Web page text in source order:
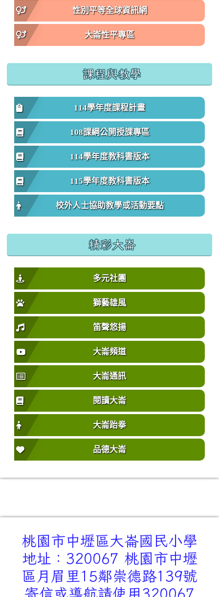
性別平等全球資訊網
大崙性平專區
課程與教學
114學年度課程計畫
108課綱公開授課專區
114學年度教科書版本
115學年度教科書版本
校外人士協助教學或活動要點
精彩大崙
多元社團
獅藝雄風
笛聲悠揚
大崙頻道
大崙通訊
閱讀大崙
大崙跆拳
品德大崙
桃園市中壢區大崙國民小學
地址：320067 桃園市中壢
區月眉里15鄰崇德路139號
寄信或導航請使用320067